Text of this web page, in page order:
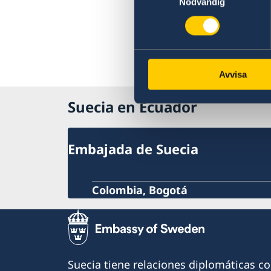
Avvisa
Suecia en Ecuador
Embajada de Suecia
Colombia, Bogotá
Suecia tiene relaciones diplomáticas